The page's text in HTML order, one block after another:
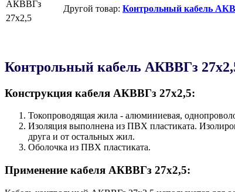
Другой товар: Контрольный кабель
Контрольный кабель AКВВГз
Конструкция кабеля AКВВГз 27х2,5:
Токопроводящая жила - алюминиевая,
Изоляция выполнена из ПВХ пластиката.
друга и от остальных жил.
Оболочка из ПВХ пластиката.
Применение кабеля AКВВГз 27х2,5: